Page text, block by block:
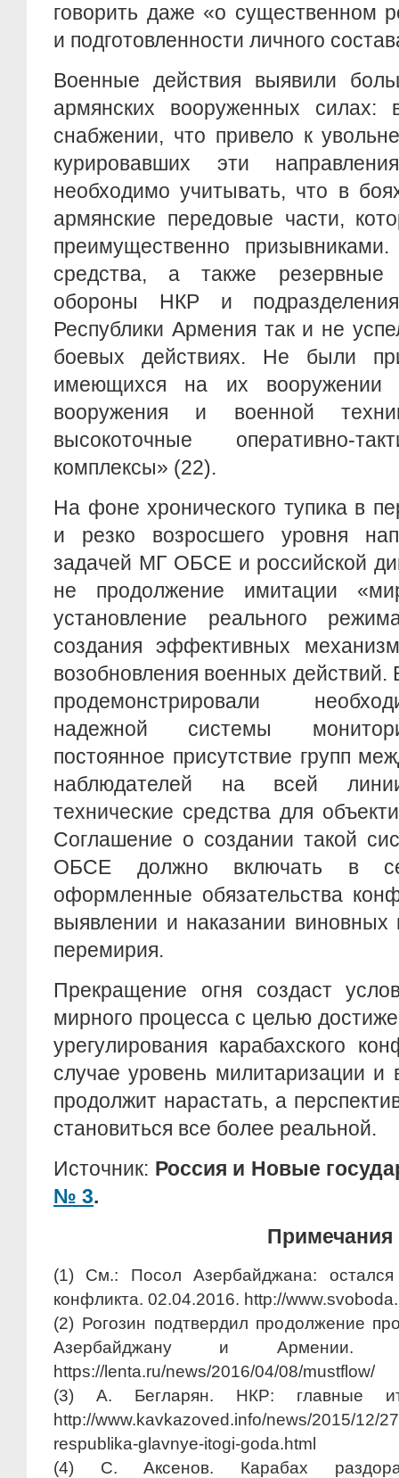
говорить даже «о существенном
и подготовленности личного
Военные действия выявили
армянских вооруженных силах:
снабжении, что привело к
курировавших эти
необходимо учитывать, что в
армянские передовые части,
преимущественно
средства, а также
обороны НКР и
Республики Армения так и не
боевых действиях. Не были
имеющихся на их вооружении
вооружения и военной
высокоточные оперативно-
комплексы» (22).
На фоне хронического тупика в
и резко возросшего уровня
задачей МГ ОБСЕ и российской
не продолжение имитации
установление реального
создания эффективных
возобновления военных действий.
продемонстрировали
надежной системы
постоянное присутствие групп
наблюдателей на всей линии
технические средства для
Соглашение о создании такой
ОБСЕ должно включать в
оформленные обязательства
выявлении и наказании
перемирия.
Прекращение огня создаст
мирного процесса с целью
урегулирования карабахского
случае уровень милитаризации и
продолжит нарастать, а
становиться все более реальной.
Источник: Россия и Новые
№ 3.
Примечания
(1) См.: Посол Азербайджана:
конфликта. 02.04.2016. http://
(2) Рогозин подтвердил продолжение
Азербайджану и
https://lenta.ru/news/2016/04/08/mustflow/
(3) А. Бегларян. НКР: главные
http://www.kavkazoved.info/news/2015/12/
respublika-glavnye-itogi-goda.html
(4) С. Аксенов. Карабах